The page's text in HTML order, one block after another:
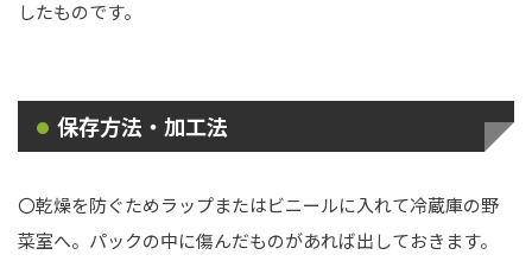
したものです。
保存方法・加工法
〇乾燥を防ぐためラップまたはビニールに入れて冷蔵庫の野
菜室へ。パックの中に傷んだものがあれば出しておきます。